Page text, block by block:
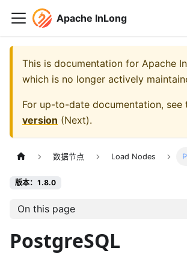
Apache InLong
This is documentation for Apache
which is no longer actively
For up-to-date documentation, see
version (Next).
数据节点 Load Nodes
版本：1.8.0
On this page
PostgreSQL